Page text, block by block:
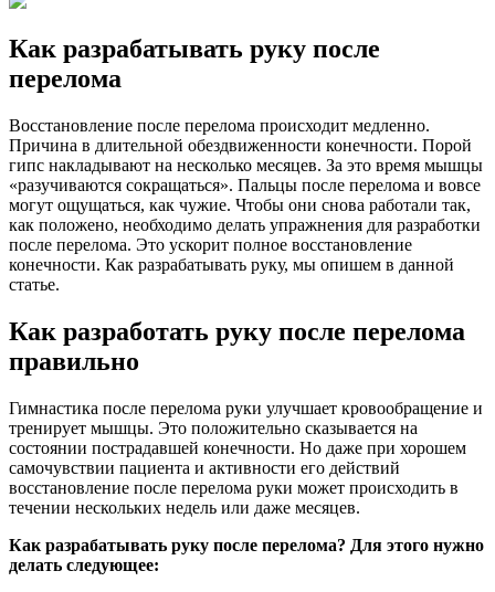
Как разрабатывать руку после
перелома
Восстановление после перелома происходит медленно.
Причина в длительной обездвиженности конечности. Порой
гипс накладывают на несколько месяцев. За это время мышцы
«разучиваются сокращаться». Пальцы после перелома и вовсе
могут ощущаться, как чужие. Чтобы они снова работали так,
как положено, необходимо делать упражнения для разработки
после перелома. Это ускорит полное восстановление
конечности. Как разрабатывать руку, мы опишем в данной
статье.
Как разработать руку после перелома
правильно
Гимнастика после перелома руки улучшает кровообращение и
тренирует мышцы. Это положительно сказывается на
состоянии пострадавшей конечности. Но даже при хорошем
самочувствии пациента и активности его действий
восстановление после перелома руки может происходить в
течении нескольких недель или даже месяцев.
Как разрабатывать руку после перелома? Для этого нужно
делать следующее: